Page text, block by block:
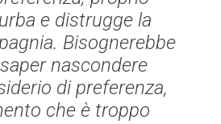
e distrugge la
Bisognerebbe
nascondere
di preferenza,
che è troppo